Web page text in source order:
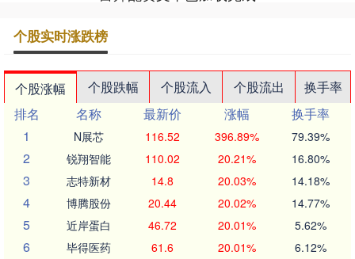
个股实时涨跌榜
个股涨幅 个股跌幅 个股流入 个股流出
换手率
排名
名称 最新价 涨幅
换手率
1
N展芯 116.52 396.89% 79.39%
2 锐翔智能 110.02 20.21% 16.80%
3 志特新材 14.8 20.03% 14.18%
4 博腾股份 20.44 20.02% 14.77%
5 近岸蛋白 46.72 20.01% 5.62%
6 毕得医药 61.6 20.01% 6.12%